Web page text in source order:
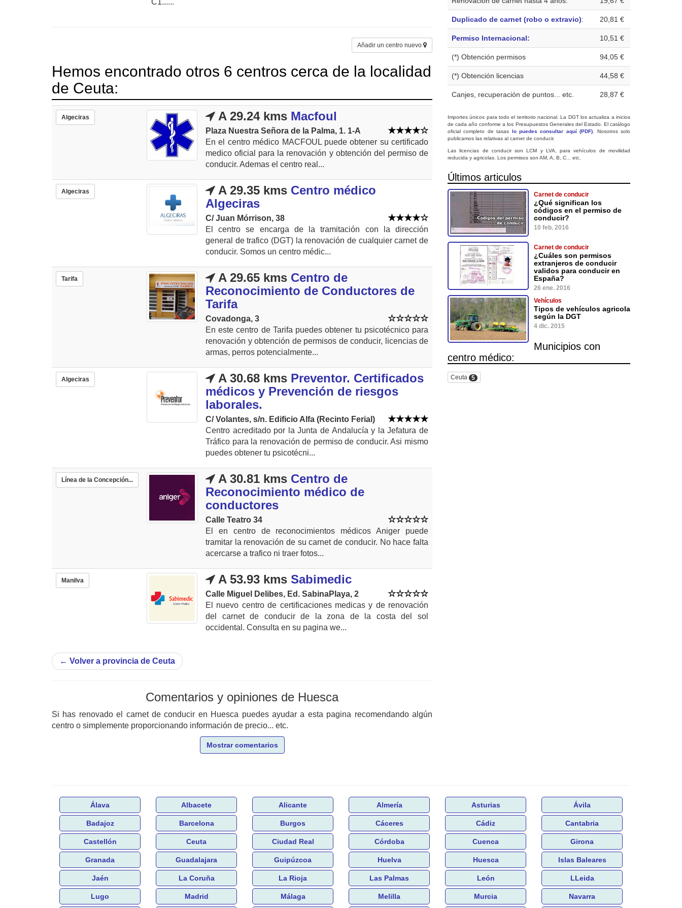
C1......
Añadir un centro nuevo
Hemos encontrado otros 6 centros cerca de la localidad
de Ceuta:
Algeciras A 29.24 kms Macfoul
Plaza Nuestra Señora de la Palma, 1. 1-A
En el centro médico MACFOUL puede obtener su certificado
medico oficial para la renovación y obtención del permiso de
conducir. Ademas el centro real...
Algeciras A 29.35 kms Centro médico
Algeciras
C/ Juan Mórrison, 38
El centro se encarga de la tramitación con la dirección
general de trafico (DGT) la renovación de cualquier carnet de
conducir. Somos un centro médic...
Tarifa A 29.65 kms Centro de
Reconocimiento de Conductores de
Tarifa
Covadonga, 3
En este centro de Tarifa puedes obtener tu psicotécnico para
renovación y obtención de permisos de conducir, licencias de
armas, perros potencialmente...
Algeciras A 30.68 kms Preventor. Certificados
médicos y Prevención de riesgos
laborales.
C/ Volantes, s/n. Edificio Alfa (Recinto Ferial)
Centro acreditado por la Junta de Andalucía y la Jefatura de
Tráfico para la renovación de permiso de conducir. Asi mismo
puedes obtener tu psicotécni...
Línea de la Concepción... A 30.81 kms Centro de
Reconocimiento médico de
conductores
Calle Teatro 34
El en centro de reconocimientos médicos Aniger puede
tramitar la renovación de su carnet de conducir. No hace falta
acercarse a trafico ni traer fotos...
Manilva A 53.93 kms Sabimedic
Calle Miguel Delibes, Ed. SabinaPlaya, 2
El nuevo centro de certificaciones medicas y de renovación
del carnet de conducir de la zona de la costa del sol
occidental. Consulta en su pagina we...
← Volver a provincia de Ceuta
Comentarios y opiniones de Huesca
Si has renovado el carnet de conducir en Huesca puedes ayudar a esta pagina recomendando algún
centro o simplemente proporcionando información de precio... etc.
Mostrar comentarios
Duplicado de carnet (robo o extravio): 20,81 €
Permiso Internacional: 10,51 €
(*) Obtención permisos 94,05 €
(*) Obtención licencias 44,58 €
Canjes, recuperación de puntos... etc. 28,87 €
Importes únicos para todo el territorio nacional. La DGT los actualiza a inicios
de cada año conforme a los Presupuestos Generales del Estado. El catálogo
oficial completo de tasas lo puedes consultar aquí (PDF) . Nosotros solo
publicamos las relativas al carnet de conducir.
Las licencias de conducir son LCM y LVA, para vehículos de movilidad
reducida y agricolas. Los permisos son AM, A, B, C... etc.
Últimos articulos
Carnet de conducir
¿Qué significan los
códigos en el permiso de
conducir?
10 feb. 2016
Carnet de conducir
¿Cuáles son permisos
extranjeros de conducir
validos para conducir en
España?
26 ene. 2016
Vehículos
Tipos de vehículos agricola
según la DGT
4 dic. 2015
Municipios con
centro médico:
Ceuta 5
Álava Albacete Alicante Almería Asturias Ávila
Badajoz Barcelona Burgos Cáceres Cádiz Cantabria
Castellón Ceuta Ciudad Real Córdoba Cuenca Girona
Granada Guadalajara Guipúzcoa Huelva Huesca Islas Baleares
Jaén La Coruña La Rioja Las Palmas León LLeida
Lugo Madrid Málaga Melilla Murcia Navarra